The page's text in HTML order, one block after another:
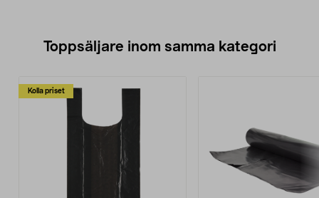
Toppsäljare inom samma kategori
Kolla priset